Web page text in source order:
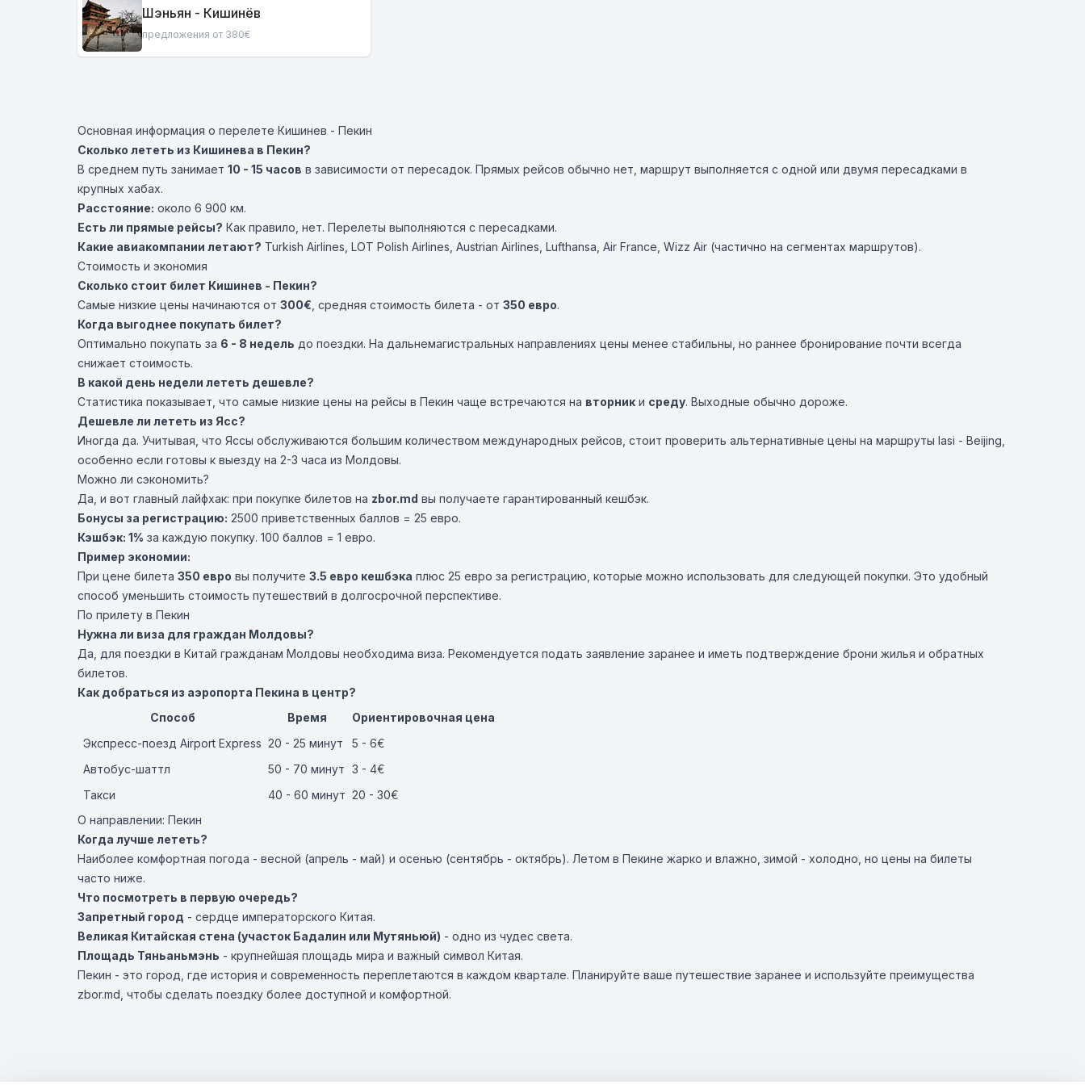
Шэньян - Кишинёв
предложения от 380€
Основная информация о перелете Кишинев - Пекин
Сколько лететь из Кишинева в Пекин?
В среднем путь занимает 10 - 15 часов в зависимости от пересадок. Прямых рейсов обычно нет, маршрут выполняется с одной или двумя пересадками в
крупных хабах.
Расстояние: около 6 900 км.
Есть ли прямые рейсы? Как правило, нет. Перелеты выполняются с пересадками.
Какие авиакомпании летают? Turkish Airlines LOT Polish Airlines Austrian Airlines Lufthansa Air France Wizz Air (частично на сегментах маршрутов).
Стоимость и экономия
Сколько стоит билет Кишинев - Пекин?
Самые низкие цены начинаются от 300€ , средняя стоимость билета - от 350 евро.
Когда выгоднее покупать билет?
Оптимально покупать за 6 - 8 недель до поездки. На дальнемагистральных направлениях цены менее стабильны, но раннее бронирование почти всегда
снижает стоимость.
В какой день недели лететь дешевле?
Статистика показывает, что самые низкие цены на рейсы в Пекин чаще встречаются на вторник и среду. Выходные обычно дороже.
Дешевле ли лететь из Ясс?
Иногда да. Учитывая, что Яссы обслуживаются большим количеством международных рейсов, стоит проверить альтернативные цены на маршруты Iasi - Beijing,
особенно если готовы к выезду на 2-3 часа из Молдовы.
Можно ли сэкономить?
Да, и вот главный лайфхак: при покупке билетов на zbor.md вы получаете гарантированный кешбэк.
Бонусы за регистрацию: 2500 приветственных баллов = 25 евро.
Кэшбэк: 1% за каждую покупку. 100 баллов = 1 евро.
Пример экономии:
При цене билета 350 евро вы получите 3.5 евро кешбэка плюс 25 евро за регистрацию, которые можно использовать для следующей покупки. Это удобный
способ уменьшить стоимость путешествий в долгосрочной перспективе.
По прилету в Пекин
Нужна ли виза для граждан Молдовы?
Да, для поездки в Китай гражданам Молдовы необходима виза. Рекомендуется подать заявление заранее и иметь подтверждение брони жилья и обратных
билетов.
Как добраться из аэропорта Пекина в центр?
Способ
Время
Ориентировочная цена
Экспресс-поезд Airport Express 20 - 25 минут
5 - 6€
Автобус-шаттл
50 - 70 минут 3 - 4€
Такси
40 - 60 минут 20 - 30€
О направлении: Пекин
Когда лучше лететь?
Наиболее комфортная погода - весной (апрель - май) и осенью (сентябрь - октябрь). Летом в Пекине жарко и влажно, зимой - холодно, но цены на билеты
часто ниже.
Что посмотреть в первую очередь?
Запретный город - сердце императорского Китая.
Великая Китайская стена (участок Бадалин или Мутяньюй) - одно из чудес света.
Площадь Тяньаньмэнь - крупнейшая площадь мира и важный символ Китая.
Пекин - это город, где история и современность переплетаются в каждом квартале. Планируйте ваше путешествие заранее и используйте преимущества
zbor.md, чтобы сделать поездку более доступной и комфортной.